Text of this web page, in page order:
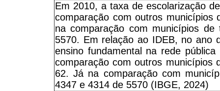
Em 2010, a taxa de escolarização
comparação com outros
na comparação com municípios
5570. Em relação ao IDEB, no ano
ensino fundamental na rede
comparação com outros municípios
62. Já na comparação com
4347 e 4314 de 5570 (IBGE, 2024)